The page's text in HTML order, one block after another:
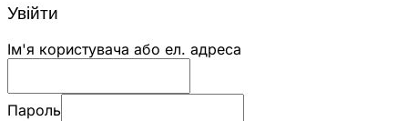
Увійти
Ім'я користувача або ел. адреса
Пароль